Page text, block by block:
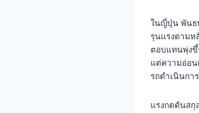
ในญี่ปุ่น พันธ
รุนแรงตามห
ตอบแทนพุ่ง
แต่ความอ่อน
รถดําเนินกา
แรงกดดันสกุ